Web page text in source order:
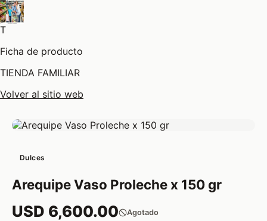
T
Ficha de producto
TIENDA FAMILIAR
Volver al sitio web
Dulces
Arequipe Vaso Proleche x 150 gr
USD 6,600.00 Agotado